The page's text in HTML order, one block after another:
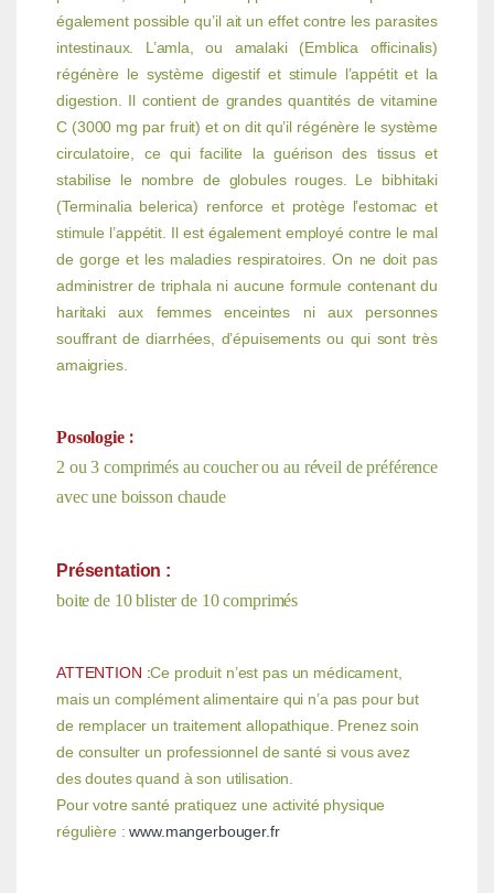
également possible qu’il ait un effet contre les parasites
intestinaux. L’amla, ou amalaki (Emblica officinalis)
régénère le système digestif et stimule l’appétit et la
digestion. Il contient de grandes quantités de vitamine
C (3000 mg par fruit) et on dit qu’il régénère le système
circulatoire, ce qui facilite la guérison des tissus et
stabilise le nombre de globules rouges. Le bibhitaki
(Terminalia belerica) renforce et protège l’estomac et
stimule l’appétit. Il est également employé contre le mal
de gorge et les maladies respiratoires. On ne doit pas
administrer de triphala ni aucune formule contenant du
haritaki aux femmes enceintes ni aux personnes
souffrant de diarrhées, d’épuisements ou qui sont très
amaigries.
Posologie :
2 ou 3 comprimés au coucher ou au réveil de préférence
avec une boisson chaude
Présentation :
boite de 10 blister de 10 comprimés
ATTENTION :Ce produit n’est pas un médicament,
mais un complément alimentaire qui n’a pas pour but
de remplacer un traitement allopathique. Prenez soin
de consulter un professionnel de santé si vous avez
des doutes quand à son utilisation.
Pour votre santé pratiquez une activité physique
régulière :www.mangerbouger.fr